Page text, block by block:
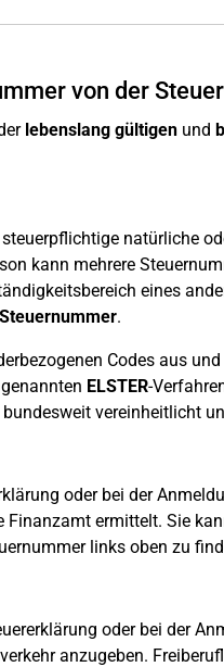
von der
lebenslang gültigenund
natürliche
kann mehrere
eines
.
Codes aus
ELSTER-
vereinheitlicht
oder bei der
ermittelt. Sie
links oben zu
oder bei der
anzugeben.